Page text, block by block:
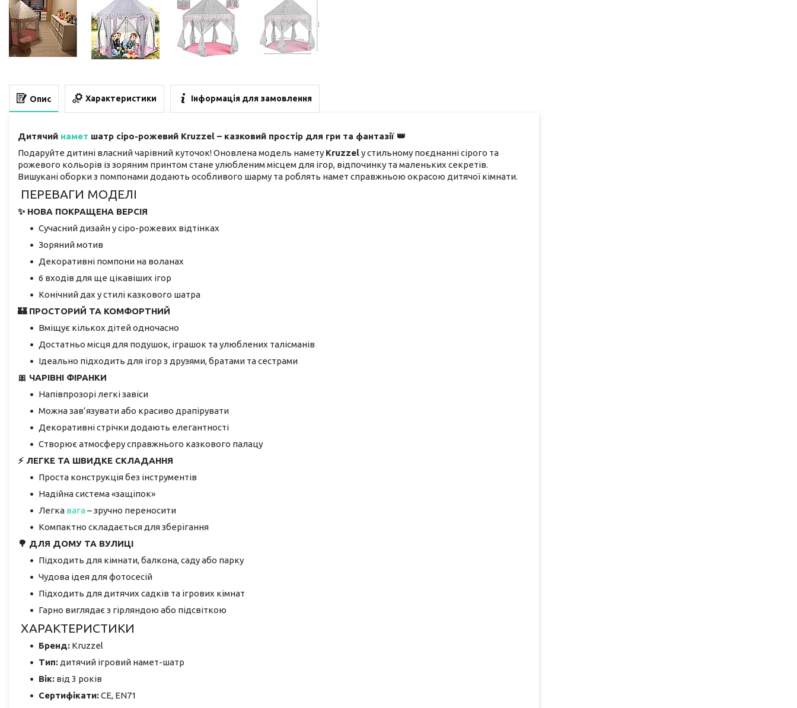
Опис Характеристики Інформація для замовлення
Дитячий намет шатр сіро-рожевий Kruzzel – казковий простір для гри та фантазії 👑
Подаруйте дитині власний чарівний куточок! Оновлена модель намету Kruzzelу стильному поєднанні сірого та
рожевого кольорів із зоряним принтом стане улюбленим місцем для ігор, відпочинку та маленьких секретів.
Вишукані оборки з помпонами додають особливого шарму та роблять намет справжньою окрасою дитячої кімнати.
ПЕРЕВАГИ МОДЕЛІ
✨ НОВА ПОКРАЩЕНА ВЕРСІЯ
Сучасний дизайн у сіро-рожевих відтінках
Зоряний мотив
Декоративні помпони на воланах
6 входів для ще цікавіших ігор
Конічний дах у стилі казкового шатра
🏰 ПРОСТОРИЙ ТА КОМФОРТНИЙ
Вміщує кількох дітей одночасно
Достатньо місця для подушок, іграшок та улюблених талісманів
Ідеально підходить для ігор з друзями, братами та сестрами
🎀 ЧАРІВНІ ФІРАНКИ
Напівпрозорі легкі завіси
Можна зав’язувати або красиво драпірувати
Декоративні стрічки додають елегантності
Створює атмосферу справжнього казкового палацу
⚡ ЛЕГКЕ ТА ШВИДКЕ СКЛАДАННЯ
Проста конструкція без інструментів
Надійна система «защіпок»
Легка вага– зручно переносити
Компактно складається для зберігання
🌳 ДЛЯ ДОМУ ТА ВУЛИЦІ
Підходить для кімнати, балкона, саду або парку
Чудова ідея для фотосесій
Підходить для дитячих садків та ігрових кімнат
Гарно виглядає з гірляндою або підсвіткою
ХАРАКТЕРИСТИКИ
Бренд: Kruzzel
Тип: дитячий ігровий намет-шатр
Вік: від 3 років
Сертифікати:CE, EN71